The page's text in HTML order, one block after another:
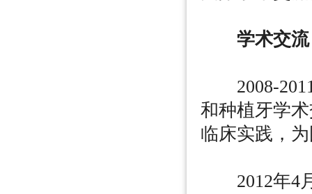
学术交流
2008-2011
和种植牙学
临床实践，
2012年4月